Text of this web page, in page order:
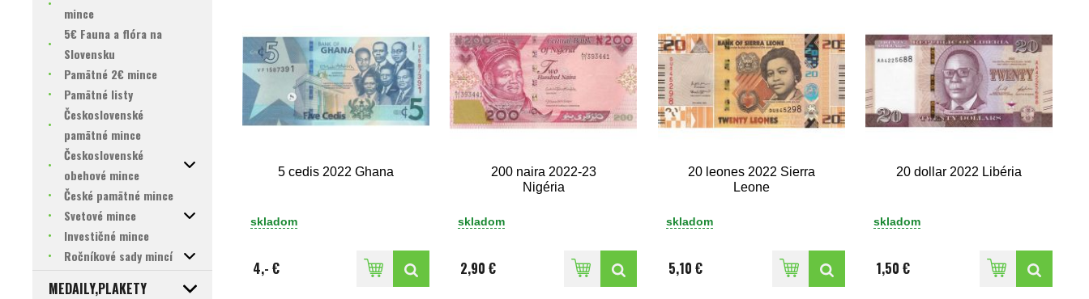
mince
5€ Fauna a flóra na
Slovensku
Pamätné 2€ mince
Pamätné listy
Československé
pamätné mince
Československé
obehové mince
České pamätné mince
Svetové mince
Investičné mince
Ročníkové sady mincí
MEDAILY,PLAKETY
5 cedis 2022 Ghana
skladom
4,- €
200 naira 2022-23
Nigéria
skladom
2,90 €
20 leones 2022 Sierra
Leone
skladom
5,10 €
20 dollar 2022 Libéria
skladom
1,50 €